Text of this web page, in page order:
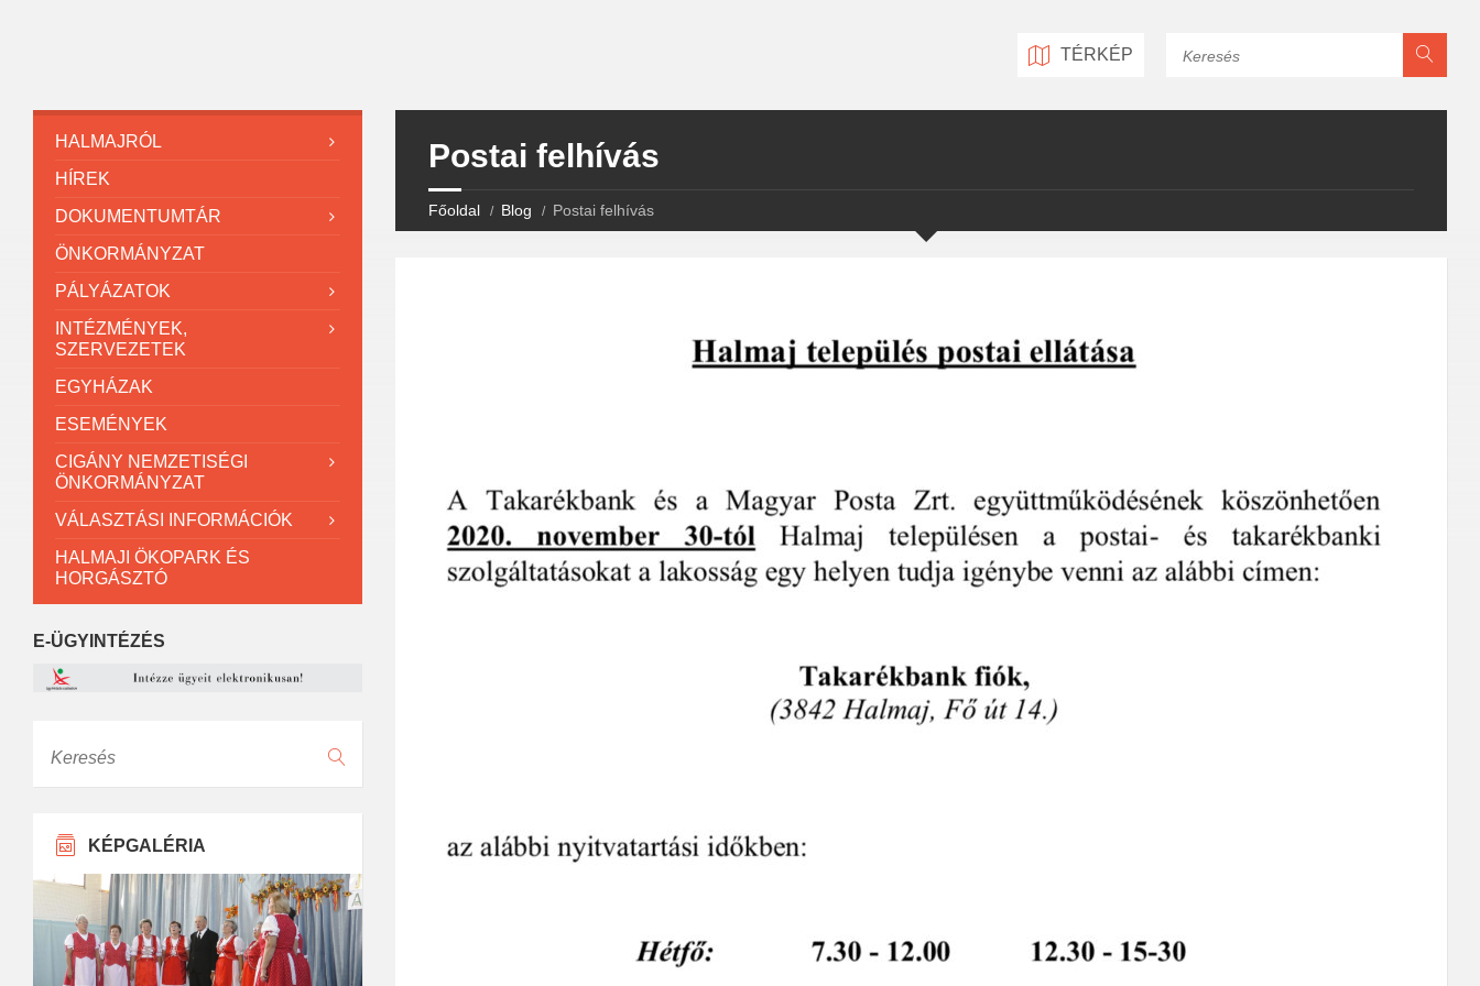
TÉRKÉP
Postai felhívás
Főoldal Blog Postai felhívás
HALMAJRÓL
HÍREK
DOKUMENTUMTÁR
ÖNKORMÁNYZAT
PÁLYÁZATOK
INTÉZMÉNYEK,
SZERVEZETEK
EGYHÁZAK
ESEMÉNYEK
CIGÁNY NEMZETISÉGI
ÖNKORMÁNYZAT
VÁLASZTÁSI INFORMÁCIÓK
HALMAJI ÖKOPARK ÉS
HORGÁSZTÓ
E-ÜGYINTÉZÉS
KÉPGALÉRIA